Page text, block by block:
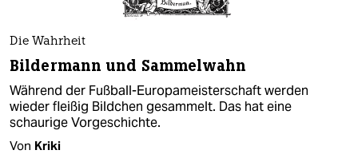
Die Wahrheit
Bildermann und Sammelwahn
Während der Fußball-Europameisterschaft werden
wieder fleißig Bildchen gesammelt. Das hat eine
schaurige Vorgeschichte.
Von Kriki